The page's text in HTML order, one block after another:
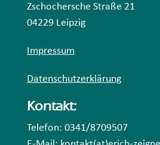
Zschochersche Straße 21
04229 Leipzig
Impressum
Datenschutzerklärung
Kontakt:
Telefon: 0341/8709507